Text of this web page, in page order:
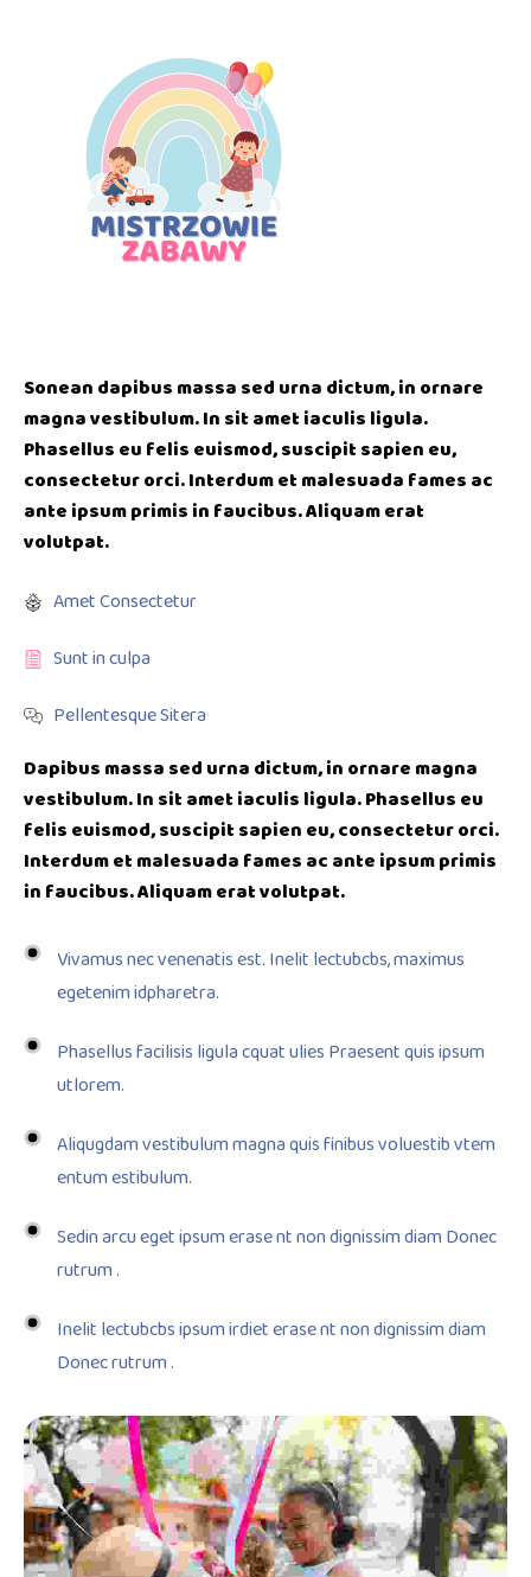
Sonean dapibus massa sed urna dictum, in ornare
magna vestibulum. In sit amet iaculis ligula.
Phasellus eu felis euismod, suscipit sapien eu,
consectetur orci. Interdum et malesuada fames ac
ante ipsum primis in faucibus. Aliquam erat
volutpat.
Amet Consectetur
Sunt in culpa
Pellentesque Sitera
Dapibus massa sed urna dictum, in ornare magna
vestibulum. In sit amet iaculis ligula. Phasellus eu
felis euismod, suscipit sapien eu, consectetur orci.
Interdum et malesuada fames ac ante ipsum primis
in faucibus. Aliquam erat volutpat.
Vivamus nec venenatis est. Inelit lectubcbs, maximus
egetenim idpharetra.
Phasellus facilisis ligula cquat ulies Praesent quis ipsum
utlorem.
Aliqugdam vestibulum magna quis finibus voluestib vtem
entum estibulum.
Sedin arcu eget ipsum erase nt non dignissim diam Donec
rutrum .
Inelit lectubcbs ipsum irdiet erase nt non dignissim diam
Donec rutrum .